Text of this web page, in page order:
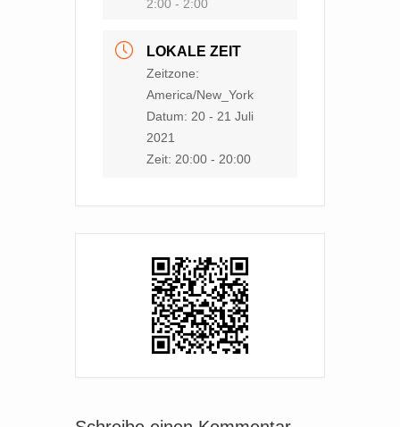
2:00 - 2:00
LOKALE ZEIT
Zeitzone:
America/New_York
Datum: 20 - 21 Juli
2021
Zeit: 20:00 - 20:00